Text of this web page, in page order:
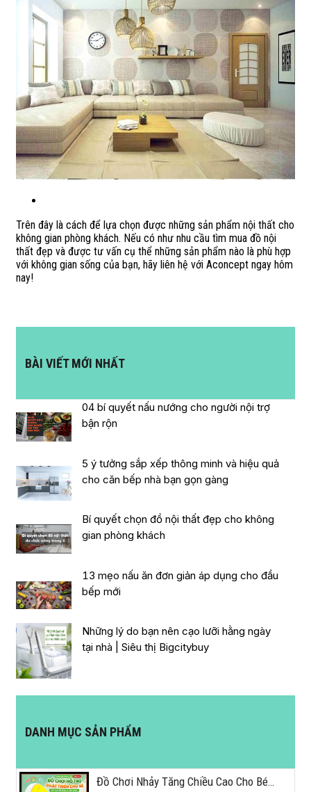
Trên đây là cách để lựa chọn được những sản phẩm nội thất cho
không gian phòng khách. Nếu có như nhu cầu tìm mua đồ nội
thất đẹp và được tư vấn cụ thể những sản phẩm nào là phù hợp
với không gian sống của bạn, hãy liên hệ với Aconcept ngay hôm
nay!
BÀI VIẾT MỚI NHẤT
DANH MỤC SẢN PHẨM
04 bí quyết nấu nướng cho người nội trợ
bận rộn
5 ý tưởng sắp xếp thông minh và hiệu quả
cho căn bếp nhà bạn gọn gàng
Bí quyết chọn đồ nội thất đẹp cho không
gian phòng khách
13 mẹo nấu ăn đơn giản áp dụng cho đầu
bếp mới
Những lý do bạn nên cạo lưỡi hằng ngày
tại nhà | Siêu thị Bigcitybuy
Đồ Chơi Nhảy Tăng Chiều Cao Cho Bé